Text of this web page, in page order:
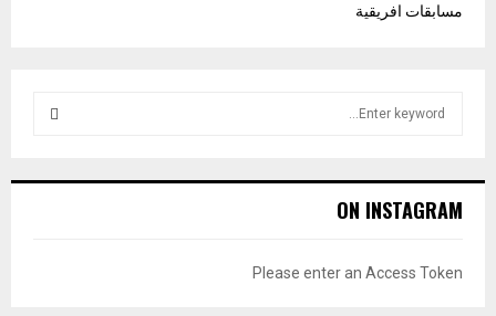
مسابقات افريقية
h
ON INSTAGRAM
Please enter an Access Token